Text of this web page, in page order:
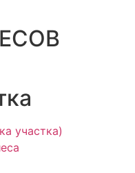
участка)